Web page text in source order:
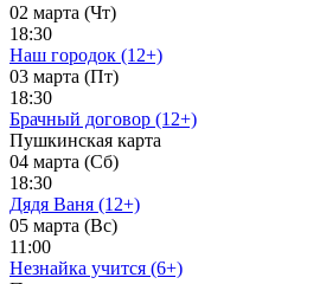
02 марта (Чт)
18:30
Наш городок (12+)
03 марта (Пт)
18:30
Брачный договор (12+)
Пушкинская карта
04 марта (Сб)
18:30
Дядя Ваня (12+)
05 марта (Вс)
11:00
Незнайка учится (6+)